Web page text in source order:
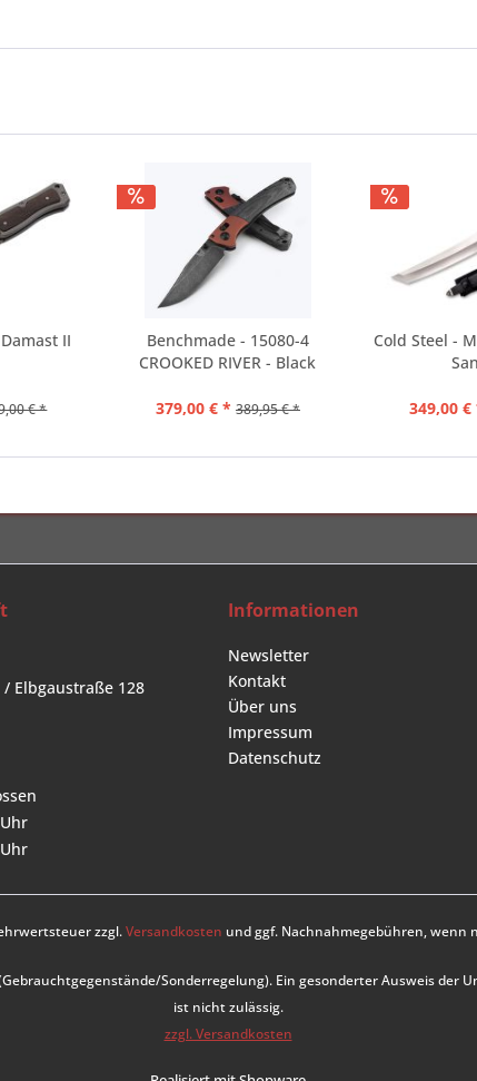
II
€ *
Benchmade - 15080-4
CROOKED RIVER - Black
379,00 € * 389,95 € *
Cold Steel -
349,00 €
Elbgaustraße 128
Informationen
Newsletter
Kontakt
Über uns
Impressum
Datenschutz
zzgl.Versandkosten und ggf. Nachnahmegebühren, wenn
Sonderregelung). Ein gesonderter Ausweis der
ist nicht zulässig.
zzgl. Versandkosten